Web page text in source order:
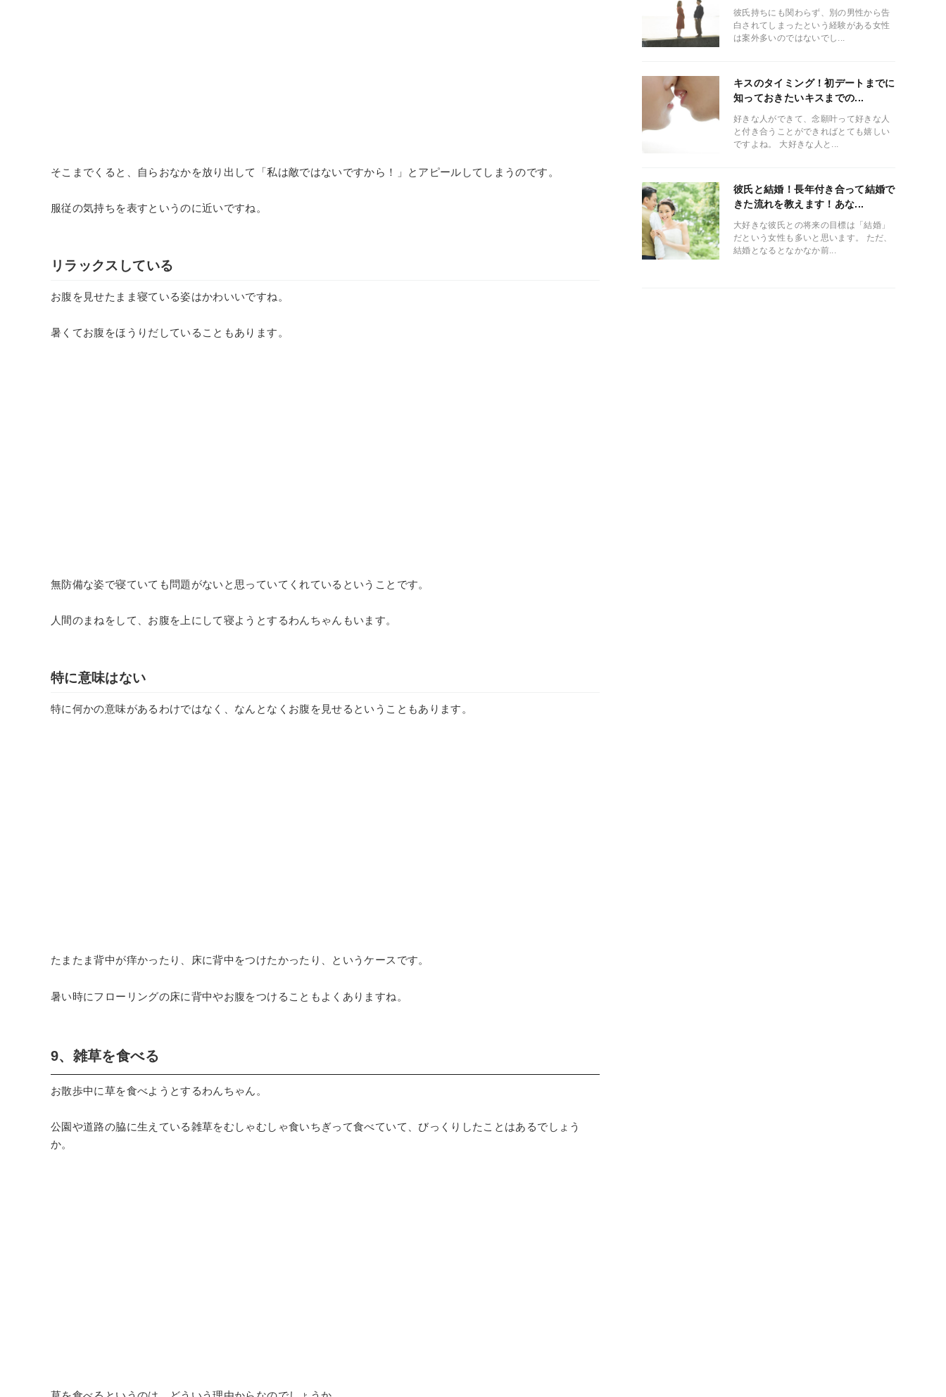
そこまでくると、自らおなかを放り出して「私は敵ではないですから！」とアピールしてしまうのです。
服従の気持ちを表すというのに近いですね。
リラックスしている
お腹を見せたまま寝ている姿はかわいいですね。
暑くてお腹をほうりだしていることもあります。
無防備な姿で寝ていても問題がないと思っていてくれているということです。
人間のまねをして、お腹を上にして寝ようとするわんちゃんもいます。
特に意味はない
特に何かの意味があるわけではなく、なんとなくお腹を見せるということもあります。
たまたま背中が痒かったり、床に背中をつけたかったり、というケースです。
暑い時にフローリングの床に背中やお腹をつけることもよくありますね。
9、雑草を食べる
お散歩中に草を食べようとするわんちゃん。
公園や道路の脇に生えている雑草をむしゃむしゃ食いちぎって食べていて、びっくりしたことはあるでしょう
か。
彼氏持ちにも関わらず、別の男性から告
白されてしまったという経験がある女性
は案外多いのではないでし...
キスのタイミング！初デートまでに
知っておきたいキスまでの...
好きな人ができて、念願叶って好きな人
と付き合うことができればとても嬉しい
ですよね。 大好きな人と...
彼氏と結婚！長年付き合って結婚で
きた流れを教えます！あな...
大好きな彼氏との将来の目標は「結婚」
だという女性も多いと思います。 ただ、
結婚となるとなかなか前...